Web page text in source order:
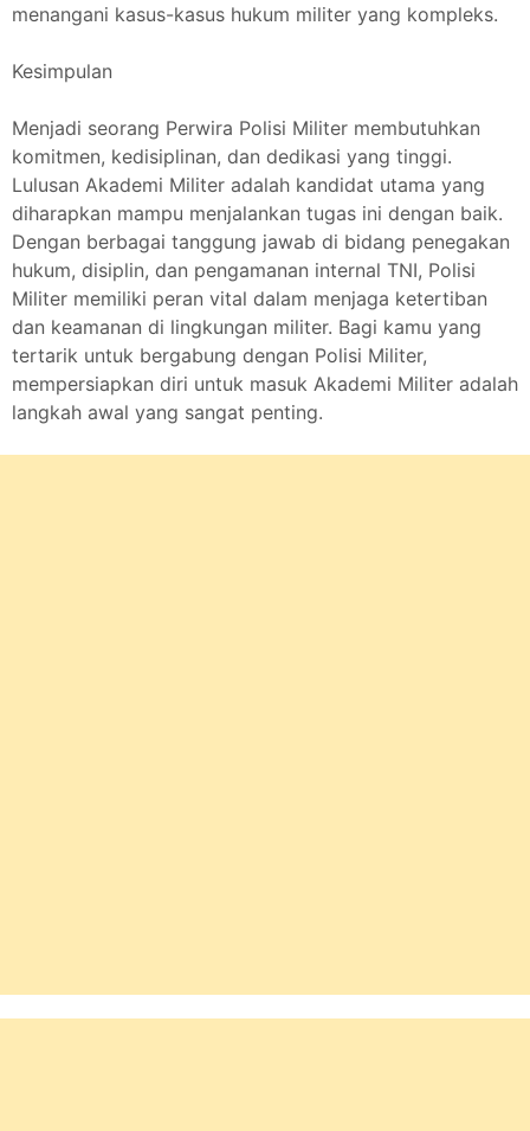
menangani kasus-kasus hukum militer yang kompleks.
Kesimpulan
Menjadi seorang Perwira Polisi Militer membutuhkan
komitmen, kedisiplinan, dan dedikasi yang tinggi.
Lulusan Akademi Militer adalah kandidat utama yang
diharapkan mampu menjalankan tugas ini dengan baik.
Dengan berbagai tanggung jawab di bidang penegakan
hukum, disiplin, dan pengamanan internal TNI, Polisi
Militer memiliki peran vital dalam menjaga ketertiban
dan keamanan di lingkungan militer. Bagi kamu yang
tertarik untuk bergabung dengan Polisi Militer,
mempersiapkan diri untuk masuk Akademi Militer adalah
langkah awal yang sangat penting.